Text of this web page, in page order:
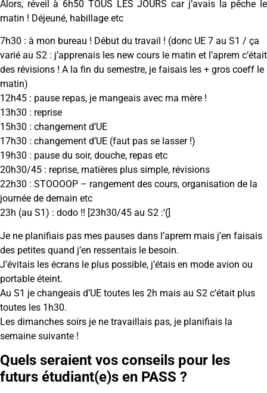
Alors, réveil à 6h50 TOUS LES JOURS car j’avais la pêche le
matin ! Déjeuné, habillage etc
7h30 : à mon bureau ! Début du travail ! (donc UE 7 au S1 / ça
varié au S2 : j’apprenais les new cours le matin et l’aprem c’était
des révisions ! A la fin du semestre, je faisais les + gros coeff le
matin)
12h45 : pause repas, je mangeais avec ma mère !
13h30 : reprise
15h30 : changement d’UE
17h30 : changement d’UE (faut pas se lasser !)
19h30 : pause du soir, douche, repas etc
20h30/45 : reprise, matières plus simple, révisions
22h30 : STOOOOP – rangement des cours, organisation de la
journée de demain etc
23h (au S1) : dodo !! [23h30/45 au S2 :’(]
Je ne planifiais pas mes pauses dans l’aprem mais j’en faisais
des petites quand j’en ressentais le besoin.
J’évitais les écrans le plus possible, j’étais en mode avion ou
portable éteint.
Au S1 je changeais d’UE toutes les 2h mais au S2 c’était plus
toutes les 1h30.
Les dimanches soirs je ne travaillais pas, je planifiais la
semaine suivante !
Quels seraient vos conseils pour les
futurs étudiant(e)s en PASS ?